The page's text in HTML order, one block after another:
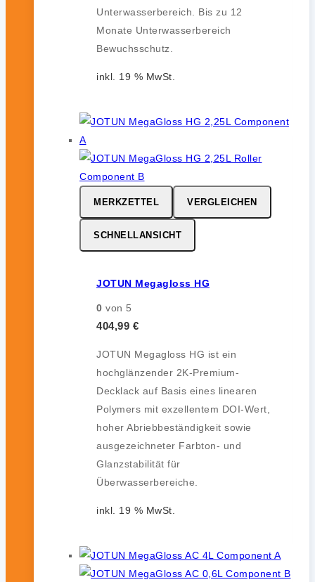
Unterwasserbereich. Bis zu 12
Monate Unterwasserbereich
Bewuchsschutz.
inkl. 19 % MwSt.
MERKZETTEL VERGLEICHEN
SCHNELLANSICHT
JOTUN Megagloss HG
0 von 5
404,99 €
JOTUN Megagloss HG ist ein
hochglänzender 2K-Premium-
Decklack auf Basis eines linearen
Polymers mit exzellentem DOI-Wert,
hoher Abriebbeständigkeit sowie
ausgezeichneter Farbton- und
Glanzstabilität für
Überwasserbereiche.
inkl. 19 % MwSt.